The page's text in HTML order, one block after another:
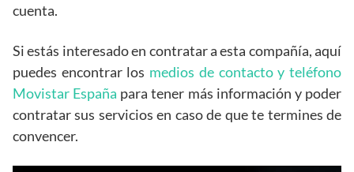
cuenta.
Si estás interesado en contratar a esta compañía, aquí
puedes encontrar los medios de contacto y teléfono
Movistar España para tener más información y poder
contratar sus servicios en caso de que te termines de
convencer.